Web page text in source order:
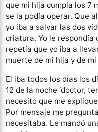
que mi hija cumpla los 7
se la podía operar. Que
yo iba a salvar las dos
criatura. Yo le respondía
repetía que yo iba a
muerte de mi hija y de
El iba todos los días los
12 de la noche ‘doctor,
necesito que me
Por mensaje me
necesitaba. Le mandó